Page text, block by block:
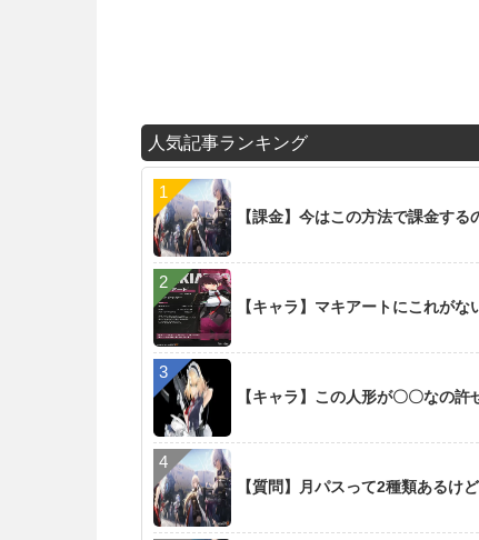
人気記事ランキング
【課金】今はこの方法で課金す
【キャラ】マキアートにこれがな
【キャラ】この人形が〇〇なの許
【質問】月パスって2種類あるけ